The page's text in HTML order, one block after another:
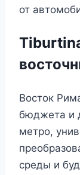
от
Восток
бюджета и
метро,
среды и